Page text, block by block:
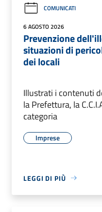
COMUNICATI
6 AGOSTO 2026
Prevenzione
situazioni di
dei locali
Illustrati i contenuti
la Prefettura, la
categoria
Imprese
LEGGI DI PIÙ